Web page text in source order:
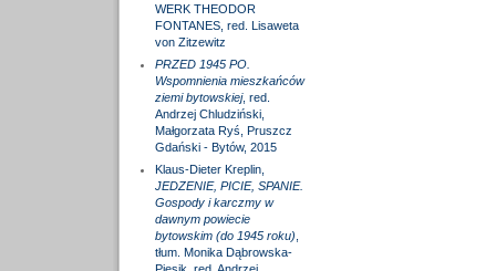
WERK THEODOR
FONTANES, red. Lisaweta
von Zitzewitz
PRZED 1945 PO.
Wspomnienia mieszkańców
ziemi bytowskiej, red.
Andrzej Chludziński,
Małgorzata Ryś, Pruszcz
Gdański - Bytów, 2015
Klaus-Dieter Kreplin,
JEDZENIE, PICIE, SPANIE.
Gospody i karczmy w
dawnym powiecie
bytowskim (do 1945 roku)
tłum. Monika Dąbrowska-